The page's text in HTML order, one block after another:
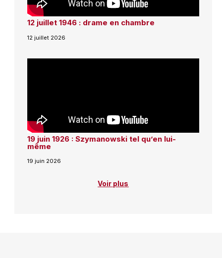
12 juillet 1946 : drame en chambre
12 juillet 2026
19 juin 1926 : Szymanowski tel qu’en lui-
même
19 juin 2026
Voir plus